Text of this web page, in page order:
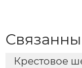
Крестовое